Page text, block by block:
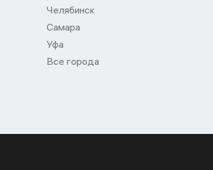
Челябинск
Самара
Уфа
Все города